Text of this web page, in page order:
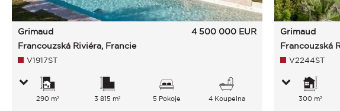
Grimaud
Francouzská Riviéra, Francie
4 500 000 EUR
V1917ST
290 m² 3 815 m² 5 Pokoje 4 Koupelna
Grimaud
Francouzská
V2244ST
300 m²